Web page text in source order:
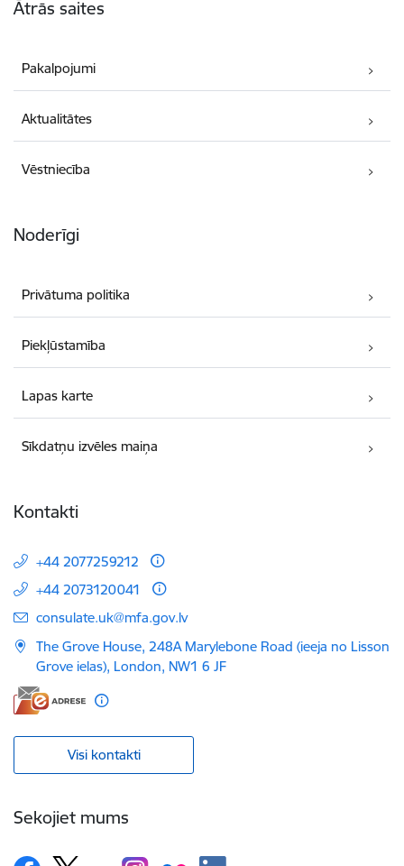
Ātrās saites
Pakalpojumi
Aktualitātes
Vēstniecība
Noderīgi
Privātuma politika
Piekļūstamība
Lapas karte
Sīkdatņu izvēles maiņa
Kontakti
+44 2077259212
+44 2073120041
E-pasts:
consulate.uk@mfa.gov.lv
The Grove House, 248A Marylebone Road (ieeja no Lisson
Grove ielas), London, NW1 6 JF
Visi kontakti
Sekojiet mums